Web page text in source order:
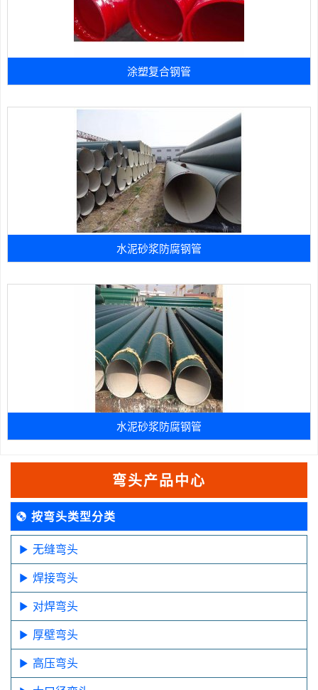
涂塑复合钢管
水泥砂浆防腐钢管
水泥砂浆防腐钢管
弯头产品中心
按弯头类型分类
无缝弯头
焊接弯头
对焊弯头
厚壁弯头
高压弯头